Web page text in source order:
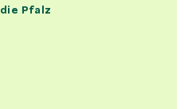
Pfalz